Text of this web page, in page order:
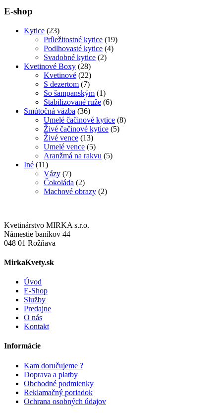
E-shop
Kytice (23)
Príležitostné kytice (19)
Podlhovasté kytice (4)
Svadobné kytice (2)
Kvetinové Boxy (28)
Kvetinové (22)
S dezertom (7)
So šampanským (1)
Stabilizované ruže (6)
Smútočná väzba (36)
Umelé čačinové kytice (8)
Živé čačinové kytice (5)
Živé vence (13)
Umelé vence (5)
Aranžmá na rakvu (5)
Iné (11)
Vázy (7)
Čokoláda (2)
Machové obrazy (2)
Kvetinárstvo MIRKA s.r.o.
Námestie baníkov 44
048 01 Rožňava
MirkaKvety.sk
Úvod
E-Shop
Služby
Predajne
O nás
Kontakt
Informácie
Kam doručujeme ?
Doprava a platby
Obchodné podmienky
Reklamačný poriadok
Ochrana osobných údajov